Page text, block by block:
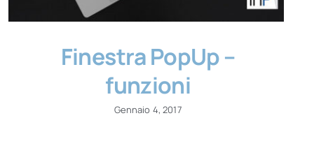
Finestra PopUp –
funzioni
Gennaio 4, 2017